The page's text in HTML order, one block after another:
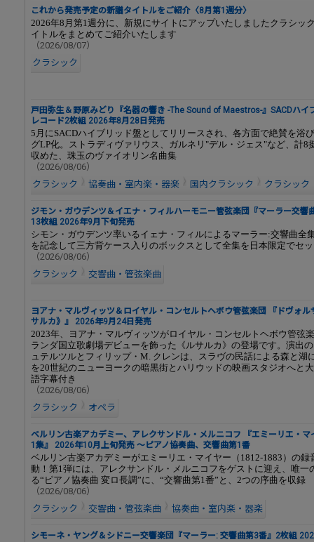
これから発売予定の新譜タイトルをご紹介〈8月第1週分〉
2026年8月第1週分に、新規にサイトにアップいたしましたクラシッ
イトルをまとめてご紹介いたします
（2026/08/07）
クラシック
戸田弥生＆野原みどり『名器の響き -The Sound of Maestros-』SACDハイ
レコード2枚組 2026年8月28日発売
5月にSACDハイブリッド盤としてリリースされ、各方面で絶賛を浴
グLP化。ストラディヴァリウス、ガルネリ"デル・ジェス"など、計8
収めた、珠玉のヴァイオリン名曲集
（2026/08/06）
クラシック
協奏曲・室内楽・器楽 国内クラシック クラシッ
ジモン・ガウデンツ＆イエナ・フィルハーモニー管弦楽団『マーラー交響
13枚組 2026年9月下旬発売
シモン・ガウデンツ率いるイェナ・フィルによるマーラー:交響曲全
を記念して三方背ケース入りのボックスとして全集を日本限定でセ
（2026/08/06）
クラシック
交響曲・管弦楽曲
ヨアナ・マルヴィッツ＆ロイヤル・コンセルトヘボウ管弦楽団 『ドヴォル
サルカ》』 2026年9月24日発売
2023年、ヨアナ・マルヴィッツがロイヤル・コンセルトヘボウ管弦
ランダ国立歌劇場デビューを飾った《ルサルカ》の登場です。演出
ュテルツルとフィリップ・M. クレンは、スラヴの民話による森と湖
を20世紀のニューヨークの暗黒街とハリウッドの映画スタジオへと
語字幕付き
（2026/08/06）
クラシック
オペラ
ベルリン古楽アカデミー、アレクサンドル・メルニコフ 『エミーリエ・マ
1集』 2026年10月上旬発売 ～ピアノ協奏曲、交響曲第1番
ベルリン古楽アカデミーがエミーリエ・マイヤー（1812-1883）の録
動！第1弾には、アレクサンドル・メルニコフをゲストに迎え、唯一
る“ピアノ協奏曲 変ロ長調”に、“交響曲第1番”と、2つの序曲を収録
（2026/08/06）
クラシック
交響曲・管弦楽曲 協奏曲・室内楽・器楽
シモーネ・ヤング＆シドニー交響楽団『マーラー: 交響曲第3番』2枚組